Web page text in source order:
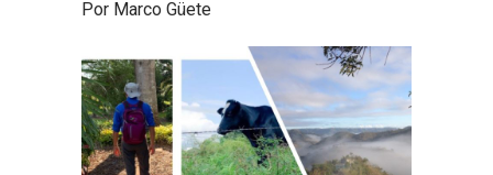
Por Marco Güete